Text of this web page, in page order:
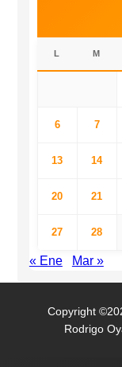
L M
6 7
13 14
20 21
27 28
« Ene Mar »
Copyright
Rodrigo